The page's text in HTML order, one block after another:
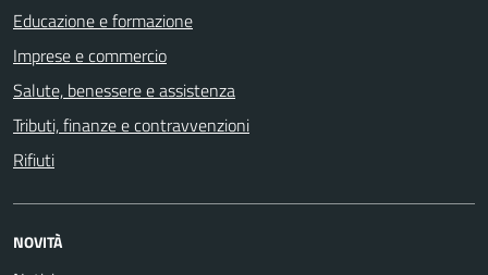
Educazione e formazione
Imprese e commercio
Salute, benessere e assistenza
Tributi, finanze e contravvenzioni
Rifiuti
NOVITÀ